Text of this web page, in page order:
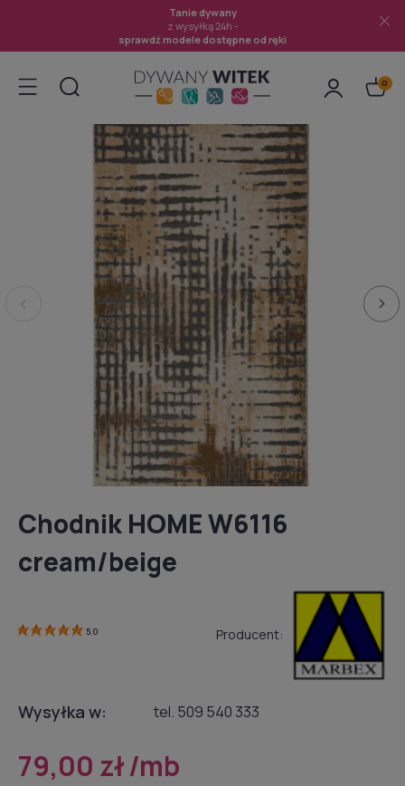
Tanie dywany
z wysyłką 24h -
sprawdź modele dostępne od ręki
Chodnik HOME W6116
cream/beige
5.0 Producent:
79,00 zł/mb
Wysyłka w: tel. 509 540 333